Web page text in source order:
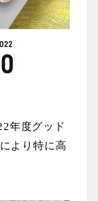
年度グッド
より特に高